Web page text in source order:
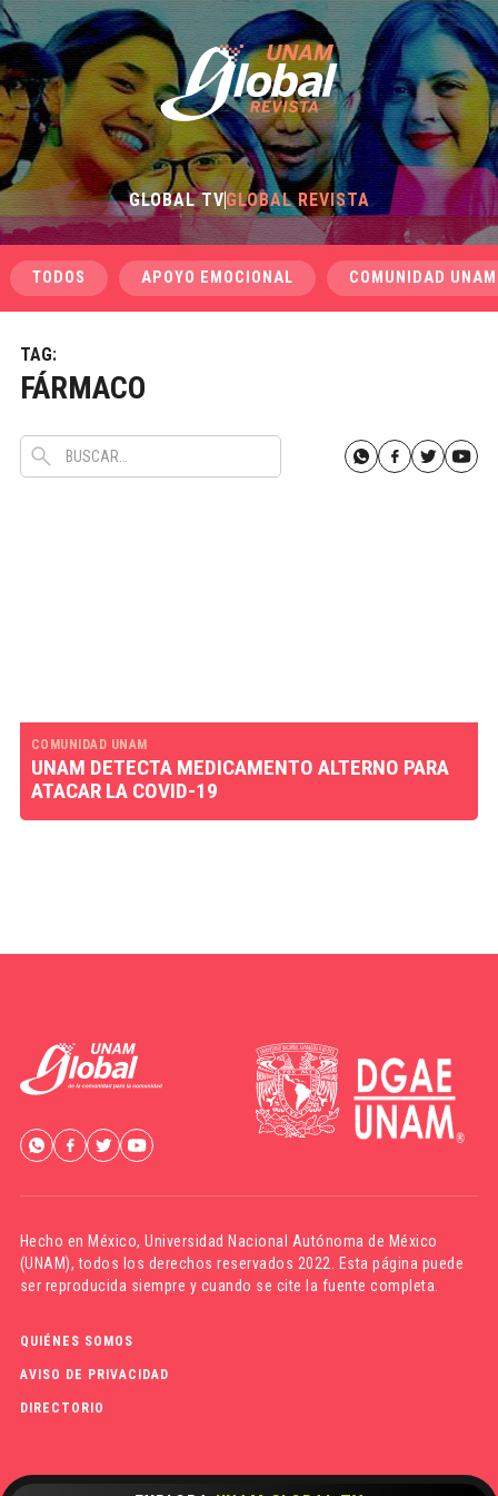
GLOBAL TVGLOBAL REVISTA
TODOS APOYO EMOCIONAL COMUNIDAD UNAM
TAG:
FÁRMACO
COMUNIDAD UNAM
UNAM DETECTA MEDICAMENTO ALTERNO PARA
ATACAR LA COVID-19
Hecho en México,Universidad Nacional Autónoma de México
(UNAM), todos los derechos reservados 2022. Esta página puede
ser reproducida siempre y cuando se cite la fuente completa.
QUIÉNES SOMOS
AVISO DE PRIVACIDAD
DIRECTORIO